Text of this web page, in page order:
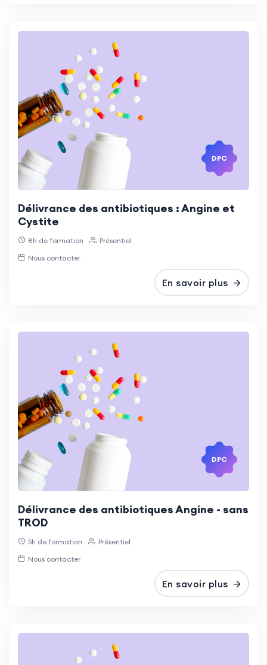
DPC
Délivrance des antibiotiques : Angine et
Cystite
8h de formation
Présentiel
Nous contacter
En savoir plus
DPC
Délivrance des antibiotiques Angine - sans
TROD
5h de formation
Présentiel
Nous contacter
En savoir plus